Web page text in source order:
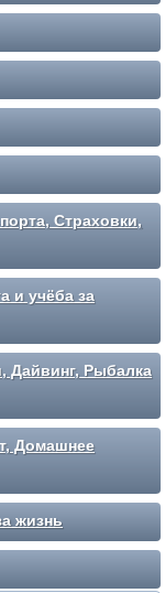
Страховки,
и учёба за
Дайвинг, Рыбалка
Домашнее
жизнь